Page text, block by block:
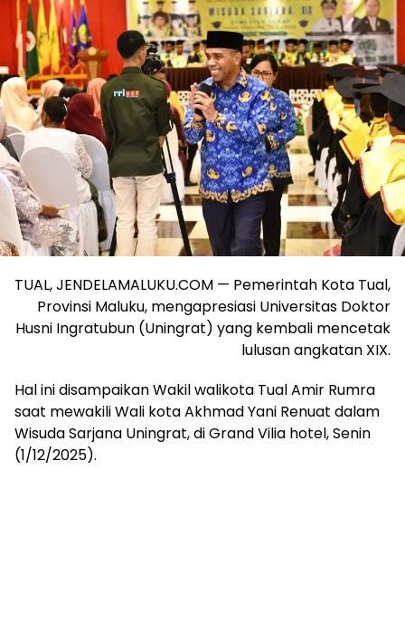
TUAL, JENDELAMALUKU.COM — Pemerintah Kota Tual,
Provinsi Maluku, mengapresiasi Universitas Doktor
Husni Ingratubun (Uningrat) yang kembali mencetak
lulusan angkatan XIX.
Hal ini disampaikan Wakil walikota Tual Amir Rumra
saat mewakili Wali kota Akhmad Yani Renuat dalam
Wisuda Sarjana Uningrat, di Grand Vilia hotel, Senin
(1/12/2025).